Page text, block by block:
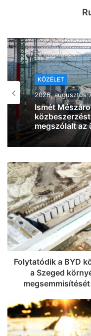
KÖZÉLET
2026, augusztus
Ismét
megszólalt az
Folytatódik a BYD
a Szeged